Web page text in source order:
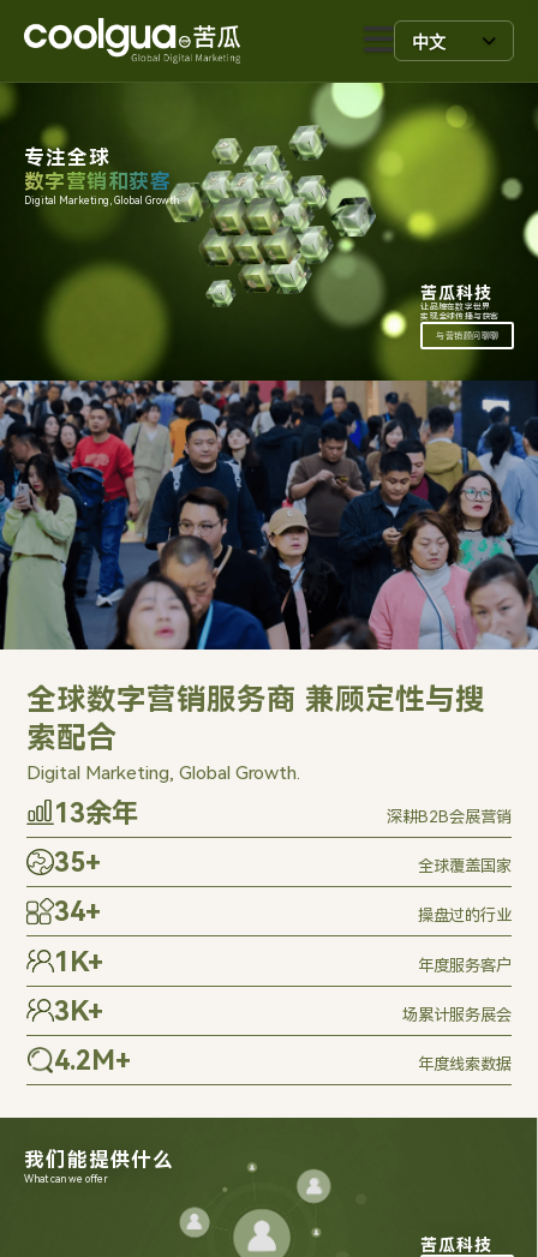
中文
专注全球
数字营销和获客
Digital Marketing, Global Growth.
苦瓜科技
让品牌在数字世界
实现全球传播与获客
与营销顾问聊聊
全球数字营销服务商 兼顾定性与搜
索配合
Digital Marketing, Global Growth.
20余年 深耕B2B会展营销
50+ 全球覆盖国家
47+ 操盘过的行业
1,400 年度服务客户
5,000 场累计服务展会
6,000,000 年度线索数据
我们能提供什么
What can we offer
苦瓜科技